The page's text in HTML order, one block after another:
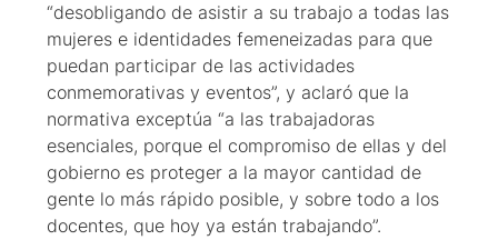
“desobligando de asistir a su trabajo a todas las
mujeres e identidades femeneizadas para que
puedan participar de las actividades
conmemorativas y eventos”, y aclaró que la
normativa exceptúa “a las trabajadoras
esenciales, porque el compromiso de ellas y del
gobierno es proteger a la mayor cantidad de
gente lo más rápido posible, y sobre todo a los
docentes, que hoy ya están trabajando”.